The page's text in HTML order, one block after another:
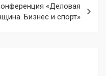
«Деловая
Бизнес и спорт»